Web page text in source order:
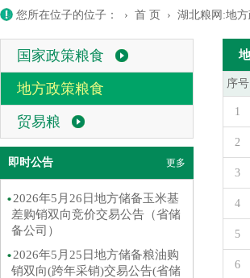
您所在位子的位子： › 首 页 › 湖北粮网:地
国家政策粮食
地方政策粮食
贸易粮
即时公告 更多
2026年5月26日地方储备玉米基
差购销双向竞价交易公告（省储
备公司）
2026年5月25日地方储备粮油购
销双向(跨年采销)交易公告(省储
序号
1
2
3
4
5
6